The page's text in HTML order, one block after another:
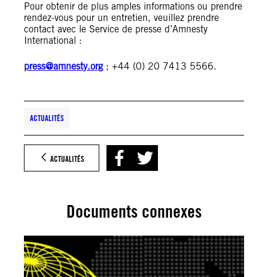
Pour obtenir de plus amples informations ou prendre
rendez-vous pour un entretien, veuillez prendre
contact avec le Service de presse d’Amnesty
International :
press@amnesty.org; +44 (0) 20 7413 5566.
ACTUALITÉS
ACTUALITÉS
Documents connexes